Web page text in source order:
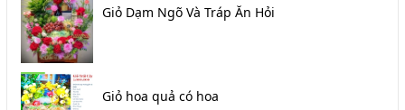
Giỏ Dạm Ngõ Và Tráp Ăn Hỏi
Giỏ hoa quả có hoa